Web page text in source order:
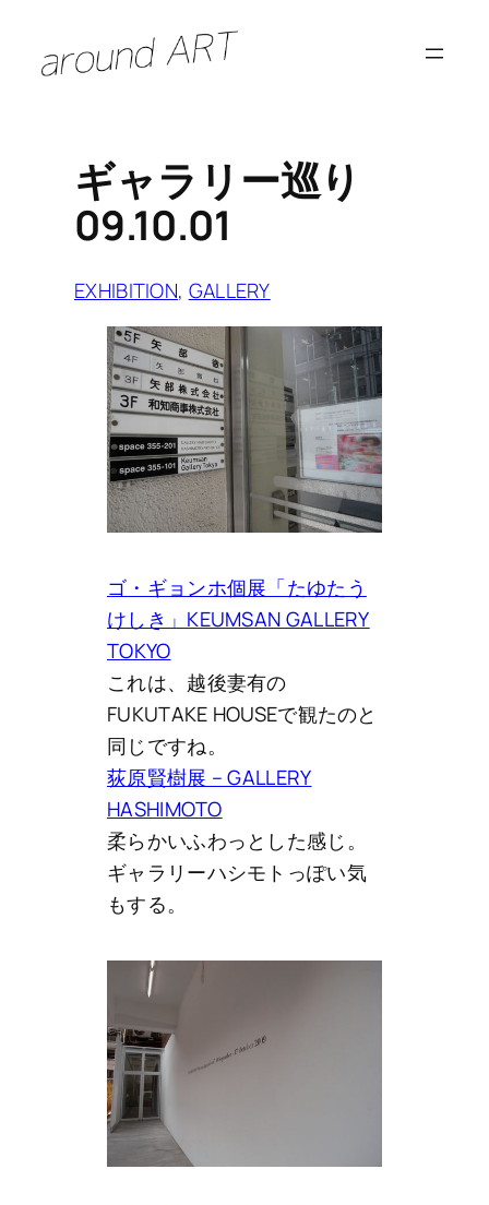
ギャラリー巡り
09.10.01
EXHIBITION, GALLERY
ゴ・ギョンホ個展「たゆたう
けしき」KEUMSAN GALLERY
TOKYO
これは、越後妻有の
FUKUTAKE HOUSEで観たのと
同じですね。
荻原賢樹展 – GALLERY
HASHIMOTO
柔らかいふわっとした感じ。
ギャラリーハシモトっぽい気
もする。